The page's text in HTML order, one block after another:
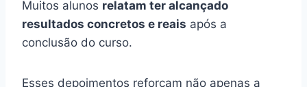
Muitos alunos relatam ter alcançado
resultados concretos e reais após a
conclusão do curso.
Esses depoimentos reforçam não apenas a